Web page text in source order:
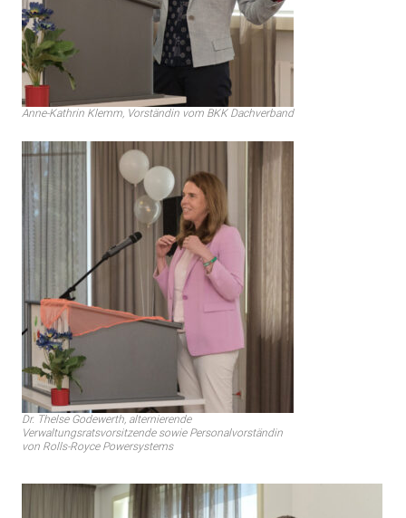
Anne-Kathrin Klemm, Vorständin vom BKK Dachverband
Dr. Thelse Godewerth, alternierende
Verwaltungsratsvorsitzende sowie Personalvorständin
von Rolls-Royce Powersystems